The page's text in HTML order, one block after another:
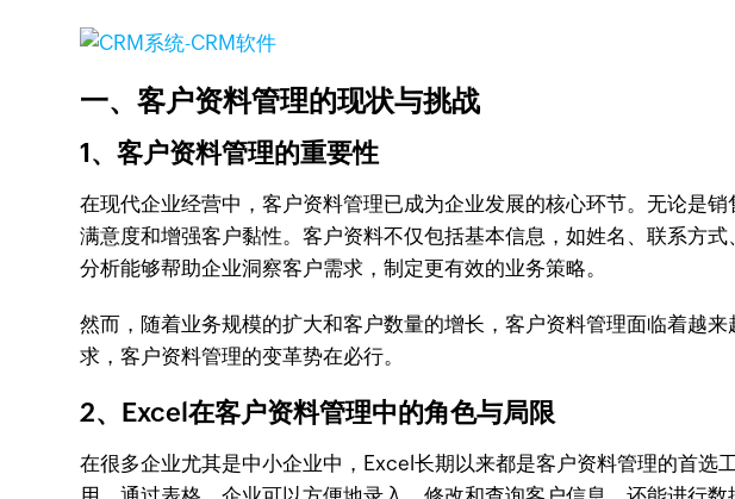
一、客户资料管理的现状与挑战
1、客户资料管理的重要性
在现代企业经营中，客户资料管理已成为企业发展的核心环节。无论是
满意度和增强客户黏性。客户资料不仅包括基本信息，如姓名、联系方
分析能够帮助企业洞察客户需求，制定更有效的业务策略。
然而，随着业务规模的扩大和客户数量的增长，客户资料管理面临着越
求，客户资料管理的变革势在必行。
2、Excel在客户资料管理中的角色与局限
在很多企业尤其是中小企业中，Excel长期以来都是客户资料管理的首